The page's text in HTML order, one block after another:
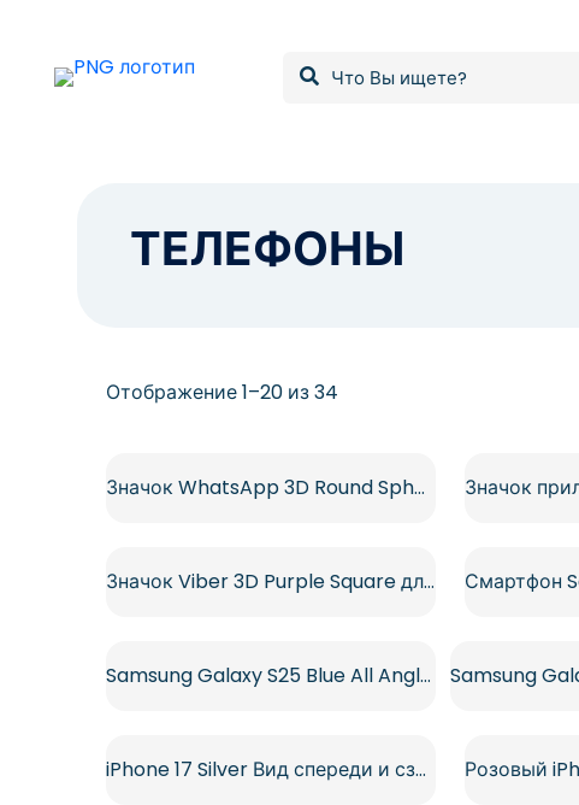
ТЕЛЕФОНЫ
Отображение 1–20 из 34Сортировка:
Значок WhatsApp 3D Round Sphere с белым телефоном (бесплатно в формате PNG)
Значок Viber 3D Purple Square для современных приложений (бесплатно в формате PNG)
Samsung Galaxy S25 Blue All Angles Free PNG
iPhone 17 Silver Вид спереди и сзади Бесплатный PNG